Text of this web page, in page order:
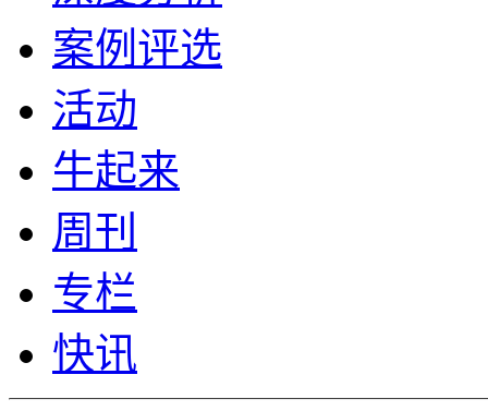
案例评选
活动
牛起来
周刊
专栏
快讯